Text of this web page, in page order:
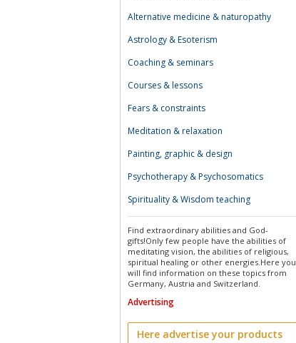
Alternative medicine & naturopathy
Astrology & Esoterism
Coaching & seminars
Courses & lessons
Fears & constraints
Meditation & relaxation
Painting, graphic & design
Psychotherapy & Psychosomatics
Spirituality & Wisdom teaching
Find extraordinary abilities and God-
gifts!Only few people have the abilities of
meditating vision, the abilities of religious,
spiritual healing or other energies.Here you
will find information on these topics from
Germany, Austria and Switzerland.
Advertising
Here advertise your products